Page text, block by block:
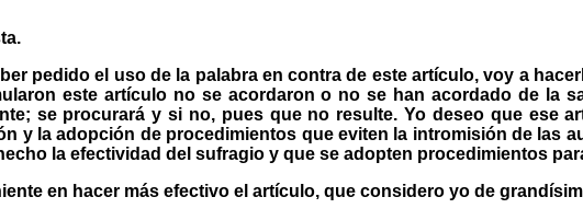
pedido el uso de la palabra en contra de este artículo, voy a
este artículo no se acordaron o no se han acordado de la
se procurará y si no, pues que no resulte. Yo deseo que ese
y la adopción de procedimientos que eviten la intromisión de las
la efectividad del sufragio y que se adopten procedimientos
en hacer más efectivo el artículo, que considero yo de